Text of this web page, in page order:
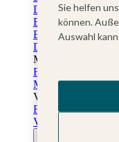
Dankeskarten
Einschulungskarten
Einladungskarten
Danksagung
Muttertag
Fotogeschenke
Muttertagskarten
Vatertag
Fotogeschenke
Vatertagskarten
Sie helfen
können.
Auswahl